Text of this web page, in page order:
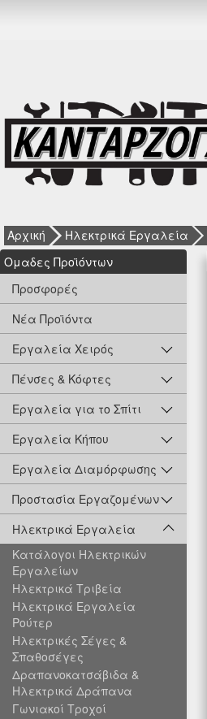
Αρχική Ηλεκτρικά Εργαλεία
Oμαδες Προϊόντων
Προσφορές
Νέα Προϊόντα
Εργαλεία Χειρός
Πένσες & Κόφτες
Εργαλεία για το Σπίτι
Εργαλεία Κήπου
Εργαλεία Διαμόρφωσης
Προστασία Εργαζομένων
Ηλεκτρικά Εργαλεία
Κατάλογοι Ηλεκτρικών
Εργαλείων
Ηλεκτρικά Τριβεία
Ηλεκτρικά Εργαλεία
Ρούτερ
Ηλεκτρικές Σέγες &
Σπαθοσέγες
Δραπανοκατσάβιδα &
Ηλεκτρικά Δράπανα
Γωνιακοί Τροχοί